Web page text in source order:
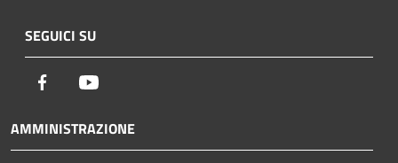
SEGUICI SU
Facebook
AMMINISTRAZIONE